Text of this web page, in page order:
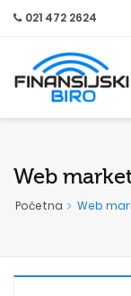
021 472 2624
Web
Početna Web